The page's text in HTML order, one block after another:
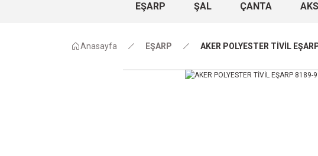
EŞARP ŞAL ÇANTA
Anasayfa EŞARP AKER POLYESTER TİVİL